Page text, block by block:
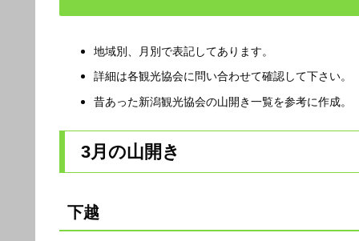
地域別、月別で表記してあります。
詳細は各観光協会に問い合わせて確認して下さい。
昔あった新潟観光協会の山開き一覧を参考に作成。
3月の山開き
下越